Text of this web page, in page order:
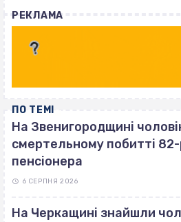
РЕКЛАМА
ПО ТЕМІ
На Звенигородщині
смертельному побитті 82-
пенсіонера
6 СЕРПНЯ 2026
На Черкащині знайшли